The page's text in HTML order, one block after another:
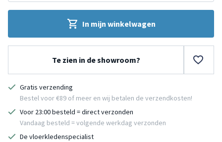
In mijn winkelwagen
Te zien in de showroom?
Gratis verzending
Bestel voor €89 of meer en wij betalen de verzendkosten!
Voor 23:00 besteld = direct verzonden
Vandaag besteld = volgende werkdag verzonden
De vloerkledenspecialist